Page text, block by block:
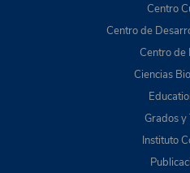
Centro
Centro de
Centro de
Ciencias
Grados y
Instituto